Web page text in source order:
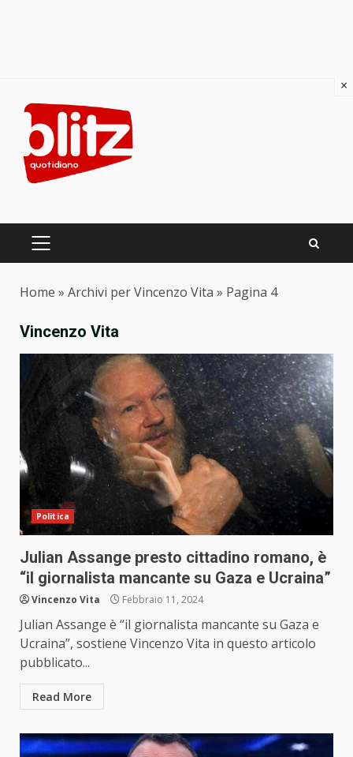
content
PRIMARY
Home » Archivi per Vincenzo Vita » Pagina 4
Vincenzo Vita
Politica
Julian Assange presto cittadino romano, è
“il giornalista mancante su Gaza e Ucraina”
Vincenzo Vita Febbraio 11, 2024
Julian Assange è “il giornalista mancante su Gaza e
Ucraina”, sostiene Vincenzo Vita in questo articolo
pubblicato...
Read More
×